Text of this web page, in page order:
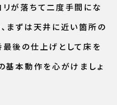
リが落ちて二度手間にな
まずは天井に近い箇所の
最後の仕上げとして床を
基本動作を心がけましょ